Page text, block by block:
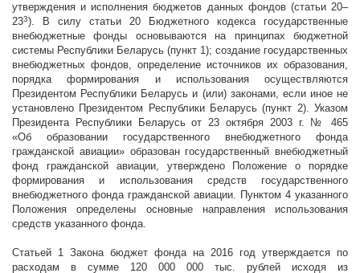
утверждения и исполнения бюджетов данных фондов (статьи 20–
233). В силу статьи 20 Бюджетного кодекса государственные
внебюджетные фонды основываются на принципах бюджетной
системы Республики Беларусь (пункт 1); создание государственных
внебюджетных фондов, определение источников их образования,
порядка формирования и использования осуществляются
Президентом Республики Беларусь и (или) законами, если иное не
установлено Президентом Республики Беларусь (пункт 2). Указом
Президента Республики Беларусь от 23 октября 2003 г. № 465
«Об образовании государственного внебюджетного фонда
гражданской авиации» образован государственный внебюджетный
фонд гражданской авиации, утверждено Положение о порядке
формирования и использования средств государственного
внебюджетного фонда гражданской авиации. Пунктом 4 указанного
Положения определены основные направления использования
средств указанного фонда.
Статьей 1 Закона бюджет фонда на 2016 год утверждается по
расходам в сумме 120 000 000 тыс. рублей исходя из